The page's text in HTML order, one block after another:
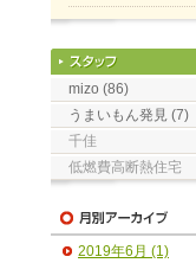
mizo (86)
うまいもん発見 (7)
千佳
低燃費高断熱住宅
2019年6月 (1)